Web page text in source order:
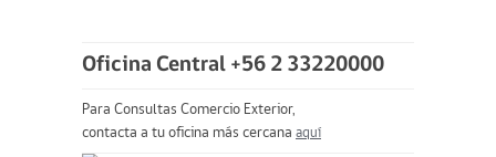
Oficina Central +56 2 33220000
Para Consultas Comercio Exterior,
contacta a tu oficina más cercana aquí